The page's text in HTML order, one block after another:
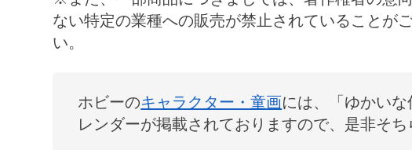
ない特定の業種への販売が禁止されていることが
い。
ホビーのキャラクター・童画には、「 ゆかいな
レンダーが掲載されておりますので、是非そち